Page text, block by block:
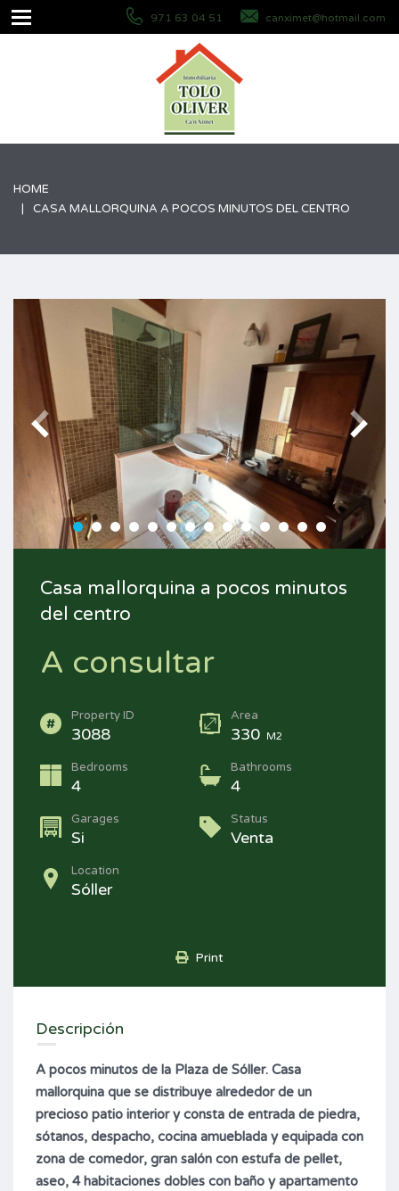
971 63 04 51 canximet@hotmail.com
HOME
CASA MALLORQUINA A POCOS MINUTOS DEL CENTRO
Casa mallorquina a pocos minutos
del centro
A consultar
Property ID
3088
Area
330 M2
Bedrooms
4
Bathrooms
4
Garages
Si
Status
Venta
Location
Sóller
Print
Descripción
A pocos minutos de la Plaza de Sóller. Casa
mallorquina que se distribuye alrededor de un
precioso patio interior y consta de entrada de piedra,
sótanos, despacho, cocina amueblada y equipada con
zona de comedor, gran salón con estufa de pellet,
aseo, 4 habitaciones dobles con baño y apartamento